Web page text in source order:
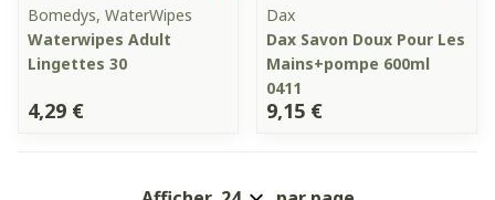
Bomedys, WaterWipes
Waterwipes Adult
Lingettes 30
4,29 €
Dax
Dax Savon Doux Pour Les
Mains+pompe 600ml
0411
9,15 €